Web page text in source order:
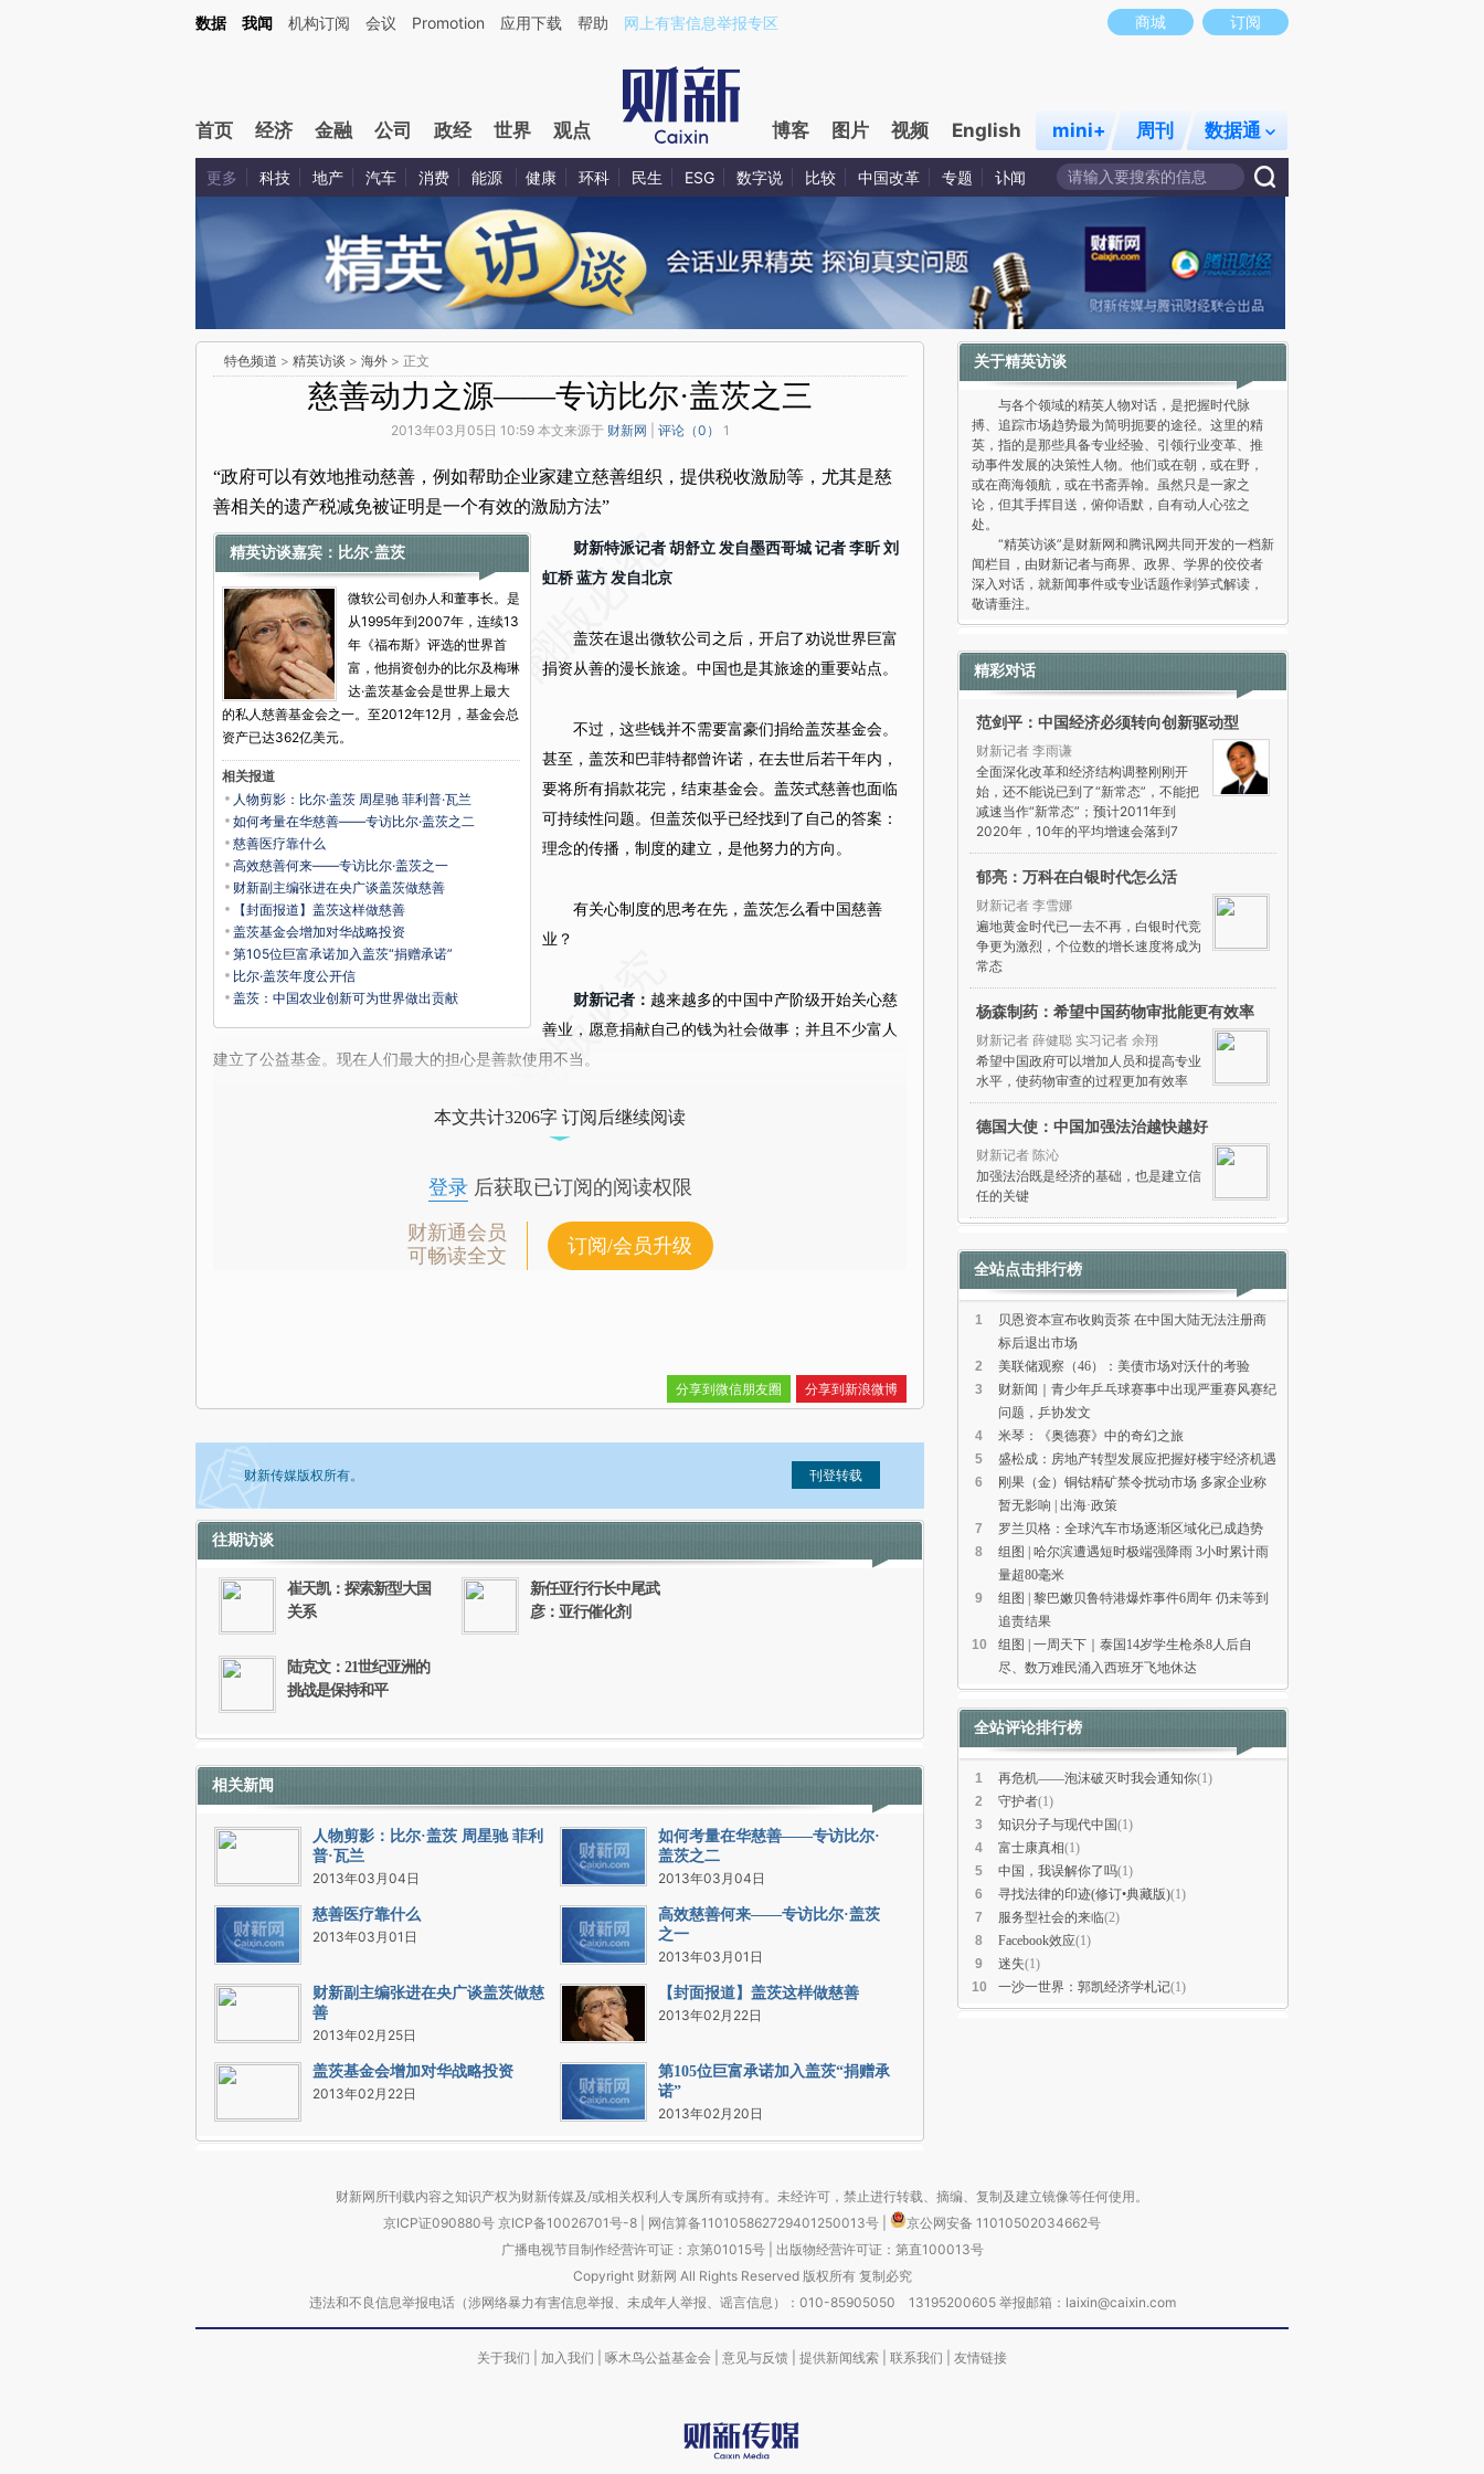
商城 订阅
数据 我闻 机构订阅 会议 Promotion 应用下载 帮助 网上有害信息举报专区
首页 经济 金融 公司 政经 世界 观点 博客 图片 视频 English mini+ 周刊 数据通
更多 科技 地产 汽车 消费 能源 健康 环科 民生 ESG 数字说 比较 中国改革 专题 讣闻
特色频道 > 精英访谈 > 海外 > 正文
慈善动力之源——专访比尔·盖茨之三
2013年03月05日 10:59 本文来源于 财新网 评论（0 ） 1
“政府可以有效地推动慈善，例如帮助企业家建立慈善组织，提供税收激励等，尤其是慈
善相关的遗产税减免被证明是一个有效的激励方法”
精英访谈嘉宾：比尔·盖茨
微软公司创办人和董事长。是
从1995年到2007年，连续13
年《福布斯》评选的世界首
富，他捐资创办的比尔及梅琳
达·盖茨基金会是世界上最大
的私人慈善基金会之一。至2012年12月，基金会总
资产已达362亿美元。
相关报道
人物剪影：比尔·盖茨 周星驰 菲利普·瓦兰
如何考量在华慈善——专访比尔·盖茨之二
慈善医疗靠什么
高效慈善何来——专访比尔·盖茨之一
财新副主编张进在央广谈盖茨做慈善
【封面报道】盖茨这样做慈善
盖茨基金会增加对华战略投资
第105位巨富承诺加入盖茨“捐赠承诺”
比尔·盖茨年度公开信
盖茨：中国农业创新可为世界做出贡献
财新特派记者 胡舒立 发自墨西哥城 记者 李昕 刘
虹桥 蓝方 发自北京
盖茨在退出微软公司之后，开启了劝说世界巨富
捐资从善的漫长旅途。中国也是其旅途的重要站点。
不过，这些钱并不需要富豪们捐给盖茨基金会。
甚至，盖茨和巴菲特都曾许诺，在去世后若干年内，
要将所有捐款花完，结束基金会。盖茨式慈善也面临
可持续性问题。但盖茨似乎已经找到了自己的答案：
理念的传播，制度的建立，是他努力的方向。
有关心制度的思考在先，盖茨怎么看中国慈善
业？
财新记者： 越来越多的中国中产阶级开始关心慈
善业，愿意捐献自己的钱为社会做事；并且不少富人
建立了公益基金。现在人们最大的担心是善款使用不当。
本文共计3206字 订阅后继续阅读
登录后获取已订阅的阅读权限
财新通会员
可畅读全文
订阅/会员升级
分享到新浪微博
分享到微信朋友圈
财新传媒版权所有。
如需刊登转载请点击右侧按钮，提交相关信息。经确认即可刊登转载。
往期访谈
崔天凯：探索新型大国
关系
新任亚行行长中尾武
彦：亚行催化剂
陆克文：21世纪亚洲的
挑战是保持和平
相关新闻
人物剪影：比尔·盖茨 周星驰 菲利
普·瓦兰
2013年03月04日
如何考量在华慈善——专访比尔·
盖茨之二
2013年03月04日
慈善医疗靠什么
2013年03月01日
高效慈善何来——专访比尔·盖茨
之一
2013年03月01日
财新副主编张进在央广谈盖茨做慈
善
2013年02月25日
【封面报道】盖茨这样做慈善
2013年02月22日
盖茨基金会增加对华战略投资
2013年02月22日
第105位巨富承诺加入盖茨“捐赠承
诺”
2013年02月20日
关于精英访谈
与各个领域的精英人物对话，是把握时代脉
搏、追踪市场趋势最为简明扼要的途径。这里的精
英，指的是那些具备专业经验、引领行业变革、推
动事件发展的决策性人物。他们或在朝，或在野，
或在商海领航，或在书斋弄翰。虽然只是一家之
论，但其手挥目送，俯仰语默，自有动人心弦之
处。
“精英访谈”是财新网和腾讯网共同开发的一档新
闻栏目，由财新记者与商界、政界、学界的佼佼者
深入对话，就新闻事件或专业话题作剥笋式解读，
敬请垂注。
精彩对话
范剑平：中国经济必须转向创新驱动型
财新记者 李雨谦
全面深化改革和经济结构调整刚刚开
始，还不能说已到了“新常态”，不能把
减速当作“新常态”；预计2011年到
2020年，10年的平均增速会落到7
郁亮：万科在白银时代怎么活
财新记者 李雪娜
遍地黄金时代已一去不再，白银时代竞
争更为激烈，个位数的增长速度将成为
常态
杨森制药：希望中国药物审批能更有效率
财新记者 薛健聪 实习记者 余翔
希望中国政府可以增加人员和提高专业
水平，使药物审查的过程更加有效率
德国大使：中国加强法治越快越好
财新记者 陈沁
加强法治既是经济的基础，也是建立信
任的关键
全站点击排行榜
1
贝恩资本宣布收购贡茶 在中国大陆无法注册商
标后退出市场
2
美联储观察（46）：美债市场对沃什的考验
3
财新闻｜青少年乒乓球赛事中出现严重赛风赛纪
问题，乒协发文
4
米琴：《奥德赛》中的奇幻之旅
5
盛松成：房地产转型发展应把握好楼宇经济机遇
6
刚果（金）铜钴精矿禁令扰动市场 多家企业称
暂无影响 | 出海·政策
7
罗兰贝格：全球汽车市场逐渐区域化已成趋势
8
组图 | 哈尔滨遭遇短时极端强降雨 3小时累计雨
量超80毫米
9
组图 | 黎巴嫩贝鲁特港爆炸事件6周年 仍未等到
追责结果
10
组图 | 一周天下｜泰国14岁学生枪杀8人后自
尽、数万难民涌入西班牙飞地休达
全站评论排行榜
1 再危机——泡沫破灭时我会通知你(1)
2
守护者(1)
3
知识分子与现代中国(1)
4
富士康真相(1)
5
中国，我误解你了吗(1)
6
寻找法律的印迹(修订•典藏版)(1)
7
服务型社会的来临(2)
8
Facebook效应(1)
9
迷失(1)
10
一沙一世界：郭凯经济学札记(1)
财新网所刊载内容之知识产权为财新传媒及/或相关权利人专属所有或持有。未经许可，禁止进行转载、摘编、复制及建立镜像等任何使用。
京ICP证090880号 京ICP备10026701号-8 网信算备110105862729401250013号
京公网安备 11010502034662号
广播电视节目制作经营许可证：京第01015号| 出版物经营许可证：第直100013号
Copyright 财新网 All Rights Reserved 版权所有 复制必究
违法和不良信息举报电话（涉网络暴力有害信息举报、未成年人举报、谣言信息）：010-85905050 13195200605 举报邮箱：laixin@caixin.com
关于我们 加入我们 啄木鸟公益基金会 意见与反馈 提供新闻线索 联系我们 友情链接